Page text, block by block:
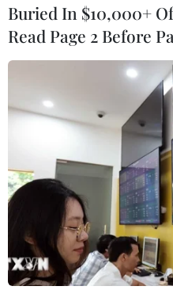
#Ngôi sao
#Kính viễn
Theo dõi VietnamPlus
TIN LIÊN QUAN
Buried In $10,000+
Read Page 2 Before